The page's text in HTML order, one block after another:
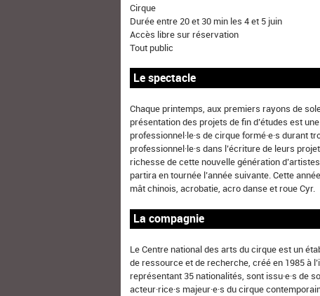
Cirque
Durée entre 20 et 30 min les 4 et 5 juin
Accès libre sur réservation
Tout public
Le spectacle
Chaque printemps, aux premiers rayons de
présentation des projets de fin d’études est
professionnel·le·s de cirque formé·e·s durant
professionnel·le·s dans l’écriture de leurs
richesse de cette nouvelle génération
partira en tournée l’année suivante. Cette
mât chinois, acrobatie, acro danse et roue Cyr.
La compagnie
Le Centre national des arts du cirque est un
de ressource et de recherche, créé en 1985 à
représentant 35 nationalités, sont issu·e·s de
acteur·rice·s majeur·e·s du cirque